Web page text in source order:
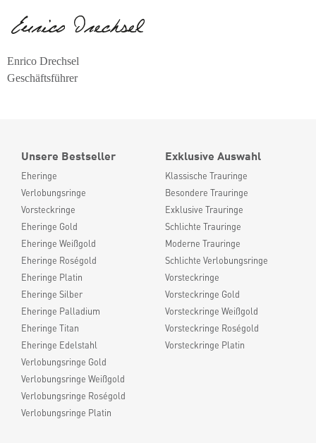
Enrico Drechsel
Geschäftsführer
Unsere Bestseller
Eheringe
Verlobungsringe
Vorsteckringe
Eheringe Gold
Eheringe Weißgold
Eheringe Roségold
Eheringe Platin
Eheringe Silber
Eheringe Palladium
Eheringe Titan
Eheringe Edelstahl
Verlobungsringe Gold
Verlobungsringe Weißgold
Verlobungsringe Roségold
Verlobungsringe Platin
Exklusive Auswahl
Klassische Trauringe
Besondere Trauringe
Exklusive Trauringe
Schlichte Trauringe
Moderne Trauringe
Schlichte Verlobungsringe
Vorsteckringe
Vorsteckringe Gold
Vorsteckringe Weißgold
Vorsteckringe Roségold
Vorsteckringe Platin